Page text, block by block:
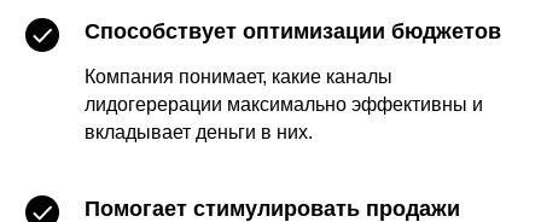
Способствует оптимизации бюджетов
Компания понимает, какие каналы
лидогерерации максимально эффективны и
вкладывает деньги в них.
Помогает стимулировать продажи